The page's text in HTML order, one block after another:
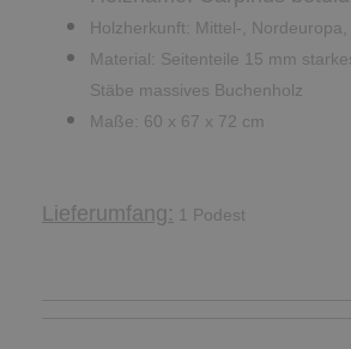
Holzherkunft: Mittel-, Nordeuropa,
Material: Seitenteile 15 mm
Stäbe massives Buchenholz
Maße: 60 x 67 x 72 cm
Lieferumfang: 1 Podest